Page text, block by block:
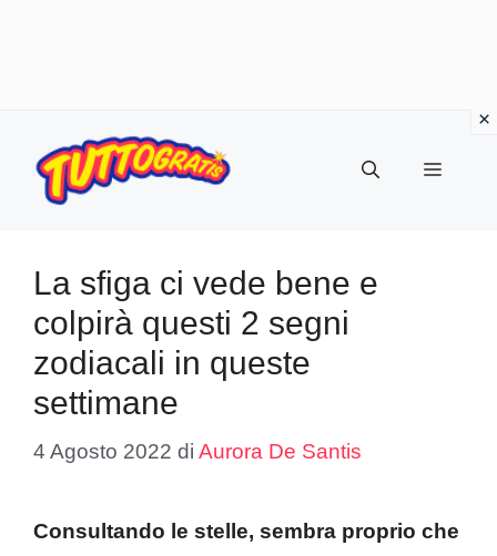
contenuto
Menu
La sfiga ci vede bene e
colpirà questi 2 segni
zodiacali in queste
settimane
4 Agosto 2022 di Aurora De Santis
Consultando le stelle, sembra proprio che